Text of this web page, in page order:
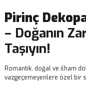
Pirinç
– Doğanın
Taşıyın!
Romantik, doğal ve ilham
vazgeçemeyenlere özel bir